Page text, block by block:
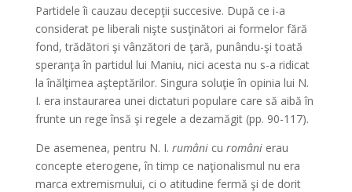
Partidele îi cauzau decepţii succesive. După ce i-a
considerat pe liberali nişte susţinători ai formelor fără
fond, trădători şi vânzători de ţară, punându-şi toată
speranţa în partidul lui Maniu, nici acesta nu s-a ridicat
la înălţimea aşteptărilor. Singura soluţie în opinia lui N.
I. era instaurarea unei dictaturi populare care să aibă în
frunte un rege însă şi regele a dezamăgit (pp. 90-117).
De asemenea, pentru N. I. rumânicu românierau
concepte eterogene, în timp ce naţionalismul nu era
marca extremismului, ci o atitudine fermă şi de dorit